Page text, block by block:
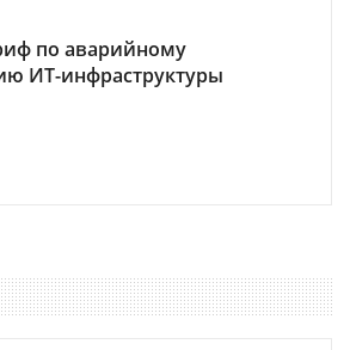
по аварийному
ИТ-инфраструктуры